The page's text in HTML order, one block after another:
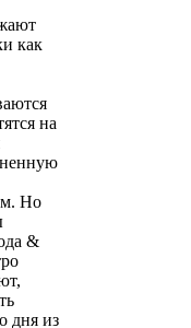
как
на
Но
&
дня из